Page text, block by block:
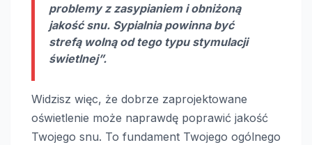
problemy z zasypianiem i obniżoną
jakość snu. Sypialnia powinna być
strefą wolną od tego typu stymulacji
świetlnej”.
Widzisz więc, że dobrze zaprojektowane
oświetlenie może naprawdę poprawić jakość
Twojego snu. To fundament Twojego ogólnego